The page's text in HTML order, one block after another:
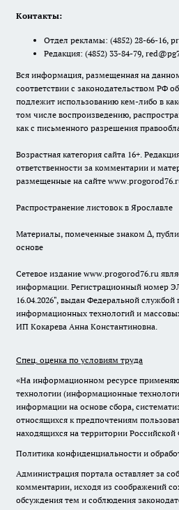
Контакты:
Отдел рекламы: (4852) 28-66-16,
Редакция: (4852) 33-84-79,
Вся информация, размещенная на
соответствии с законодательством РФ
подлежит использованию кем-либо в
том числе воспроизведению,
как с письменного разрешения
Возрастная категория сайта 16+.
ответственности за комментарии и
размещенные на сайте
Распространение листовок в Ярославле
Материалы, помеченные знаком ∆,
основе
Сетевое издание www.progorod76.ru
информации. Регистрационный номер
16.04.2026", выдан Федеральной службой
информационных технологий и
ИП Кокарева Анна Константиновна.
Спец. оценка по условиям труда
«На информационном ресурсе
технологии (информационные
информации на основе сбора,
относящихся к предпочтениям
находящихся на территории Российской
Политика конфиденциальности и
Администрация портала оставляет за
комментарии, исходя из соображений
обсуждения тем и соблюдения